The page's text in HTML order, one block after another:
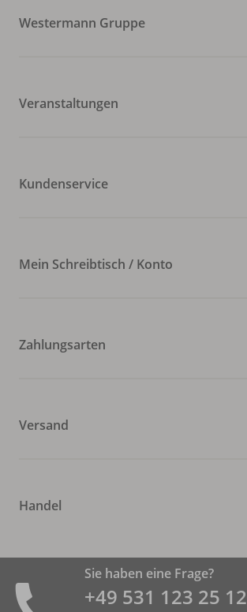
Westermann Gruppe
Veranstaltungen
Kundenservice
Mein Schreibtisch / Konto
Zahlungsarten
Versand
Handel
Sie haben eine Frage?
+49 531 ­123 25